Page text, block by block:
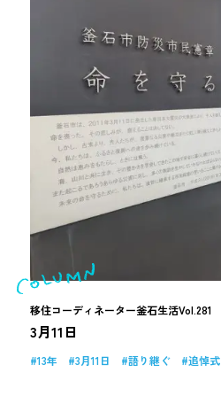
移住コーディネーター釜石生活Vol.281
3月11日
13年 3月11日 語り継ぐ 追悼式